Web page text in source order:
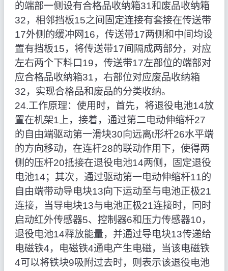
的端部一侧设有合格品收纳箱31和废品收纳箱
32，相邻挡板15之间固定连接有套接在传送带
17外侧的缓冲网16，传送带17两侧和中间均设
置有挡板15，将传送带17间隔成两部分，对应
左右两个下料口19，传送带17左部位的端部对
应合格品收纳箱31，右部位对应废品收纳箱
32，实现合格品和废品的分类收纳。
24.工作原理：使用时，首先，将退役电池14放
置在机架1上，接着，通过第二电动伸缩杆27
的自由端驱动第一滑块30向远离t形杆26水平端
的方向移动，在连杆28的联动作用下，使得两
侧的压杆20抵接在退役电池14两侧，固定退役
电池14；其次，通过驱动第一电动伸缩杆11的
自由端带动导电块13向下运动至与电池正极21
连接，当导电块13与电池正极21连接时，同时
启动红外传感器5、控制器6和压力传感器10，
退役电池14释放能量，并通过导电块13传递给
电磁铁4，电磁铁4通电产生电磁，当该电磁铁
4可以将铁块9吸附过去时，则表示该退役电池